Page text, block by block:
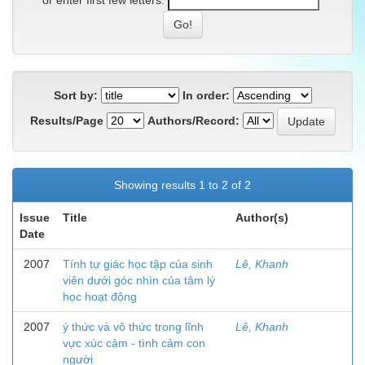
Sort by:
In order:
Results/Page
Authors/Record:
Showing results 1 to 2 of 2
Issue
Date
Title Author(s)
2007
Tính tự giác học tập của sinh
viên dưới góc nhìn của tâm lý
học hoạt động
Lê, Khanh
2007
ý thức và vô thức trong lĩnh
vực xúc cảm - tình cảm con
người
Lê, Khanh